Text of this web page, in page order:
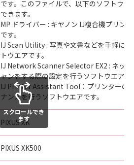
です。このファイルで、以下のソフトウエ
できます。
MP ドライバー : キヤノン IJ複合機プリン
です。
IJ Scan Utility : 写真や文書などを手軽に
トウエアです。
IJ Network Scanner Selector EX2 : ネッ
ャンをする際の設定を行うソフトウエアで
IJ Printer Assistant Tool：プリンターの
ナンスを行うソフトウエアです。
PIXUS XK
PIXUS XK500
スクロールでき
ます